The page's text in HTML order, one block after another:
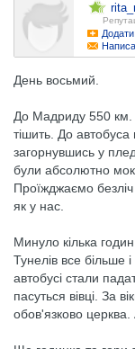
Додати
День восьмий.
До Мадриду 550 км.
тішить. До
загорнувшись у
були абсолютно
Проїжджаємо
як у нас.
Минуло кілька
Тунелів все більше
автобусі стали
пасуться вівці. За
обов'язково церква.